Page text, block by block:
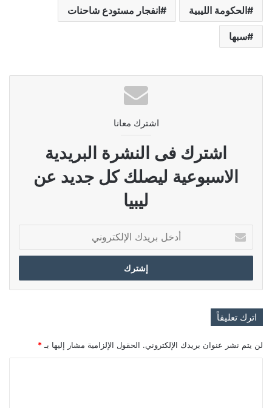
الحكومة الليبية انفجار مستودع شاحنات
سبها
اشترك معانا
اشترك فى النشرة البريدية
الاسبوعية ليصلك كل جديد عن
ليبيا
بريدك
الإلكتروني
اترك تعليقاً
لن يتم نشر عنوان بريدك الإلكتروني. الحقول الإلزامية مشار إليها بـ *